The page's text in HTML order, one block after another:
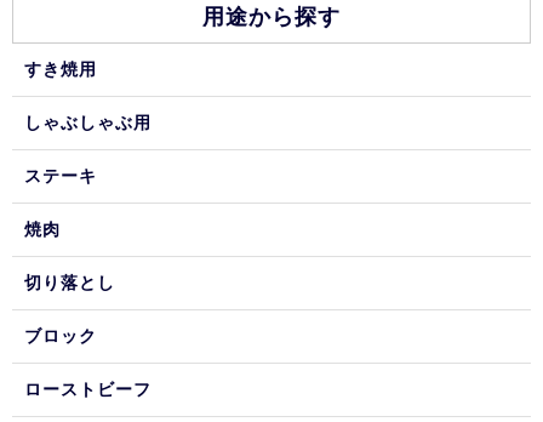
用途から探す
すき焼用
しゃぶしゃぶ用
ステーキ
焼肉
切り落とし
ブロック
ローストビーフ